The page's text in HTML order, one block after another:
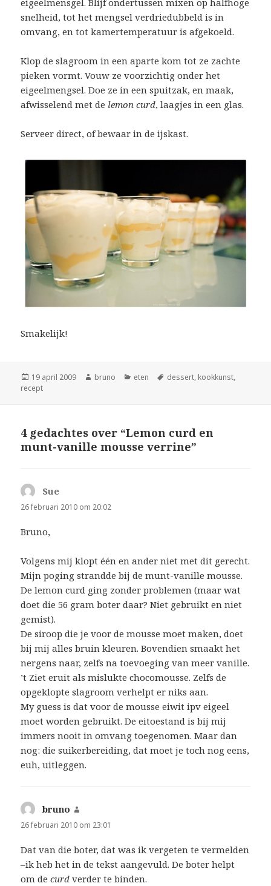
eigeelmensgel. Blijf ondertussen mixen op halfhoge
snelheid, tot het mengsel verdriedubbeld is in
omvang, en tot kamertemperatuur is afgekoeld.
Klop de slagroom in een aparte kom tot ze zachte
pieken vormt. Vouw ze voorzichtig onder het
eigeelmengsel. Doe ze in een spuitzak, en maak,
afwisselend met de lemon curd, laagjes in een glas.
Serveer direct, of bewaar in de ijskast.
Smakelijk!
Geplaatst
op
19 april 2009 Auteur
bruno Categorieën
eten Tags
dessert, kookkunst,
recept
4 gedachtes over “Lemon curd en
munt-vanille mousse verrine”
Sue
26 februari 2010 om 20:02
Bruno,
Volgens mij klopt één en ander niet met dit gerecht.
Mijn poging strandde bij de munt-vanille mousse.
De lemon curd ging zonder problemen (maar wat
doet die 56 gram boter daar? Niet gebruikt en niet
gemist).
De siroop die je voor de mousse moet maken, doet
bij mij alles bruin kleuren. Bovendien smaakt het
nergens naar, zelfs na toevoeging van meer vanille.
’t Ziet eruit als mislukte chocomousse. Zelfs de
opgeklopte slagroom verhelpt er niks aan.
My guess is dat voor de mousse eiwit ipv eigeel
moet worden gebruikt. De eitoestand is bij mij
immers nooit in omvang toegenomen. Maar dan
nog: die suikerbereiding, dat moet je toch nog eens,
euh, uitleggen.
bruno
26 februari 2010 om 23:01
Dat van die boter, dat was ik vergeten te vermelden
–ik heb het in de tekst aangevuld. De boter helpt
om decurd verder te binden.